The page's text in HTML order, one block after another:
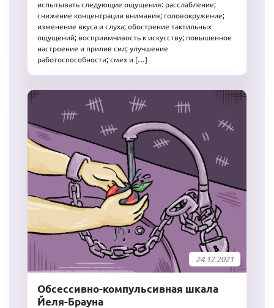
испытывать следующие ощущения: расслабление;
снижение концентрации внимания; головокружение;
изменение вкуса и слуха; обострение тактильных
ощущений; восприимчивость к искусству; повышенное
настроение и прилив сил; улучшение
работоспособности; смех и […]
24.12.2021
Обсессивно-компульсивная шкала
Йеля-Брауна